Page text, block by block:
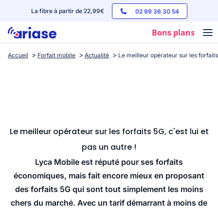
La fibre à partir de 22,99€ 02 99 36 30 54
Bons plans
Box internet
Streaming
Accueil Forfait mobile Actualité Le meilleur opérateur sur les
Le meilleur opérateur sur les forfaits 5G, c'est lui et
pas un autre !
Lyca Mobile est réputé pour ses forfaits
économiques, mais fait encore mieux en proposant
des forfaits 5G qui sont tout simplement les moins
chers du marché. Avec un tarif démarrant à moins de